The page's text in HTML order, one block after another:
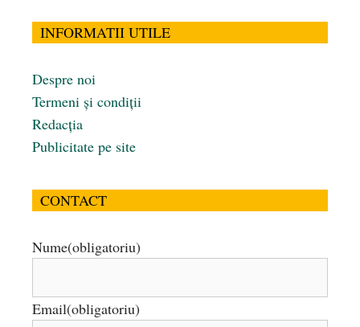
INFORMATII UTILE
Despre noi
Termeni și condiții
Redacția
Publicitate pe site
CONTACT
Nume(obligatoriu)
Email(obligatoriu)